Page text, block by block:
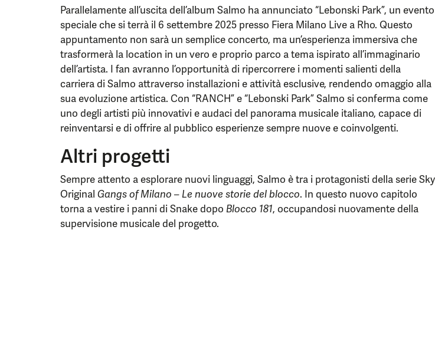
Parallelamente all’uscita dell’album Salmo ha annunciato “Lebonski Park”, un evento
speciale che si terrà il 6 settembre 2025 presso Fiera Milano Live a Rho. Questo
appuntamento non sarà un semplice concerto, ma un’esperienza immersiva che
trasformerà la location in un vero e proprio parco a tema ispirato all’immaginario
dell’artista. I fan avranno l’opportunità di ripercorrere i momenti salienti della
carriera di Salmo attraverso installazioni e attività esclusive, rendendo omaggio alla
sua evoluzione artistica. Con “RANCH” e “Lebonski Park” Salmo si conferma come
uno degli artisti più innovativi e audaci del panorama musicale italiano, capace di
reinventarsi e di offrire al pubblico esperienze sempre nuove e coinvolgenti.
Altri progetti
Sempre attento a esplorare nuovi linguaggi, Salmo è tra i protagonisti della serie Sky
Original Gangs of Milano – Le nuove storie del blocco. In questo nuovo capitolo
torna a vestire i panni di Snake dopo Blocco 181, occupandosi nuovamente della
supervisione musicale del progetto.